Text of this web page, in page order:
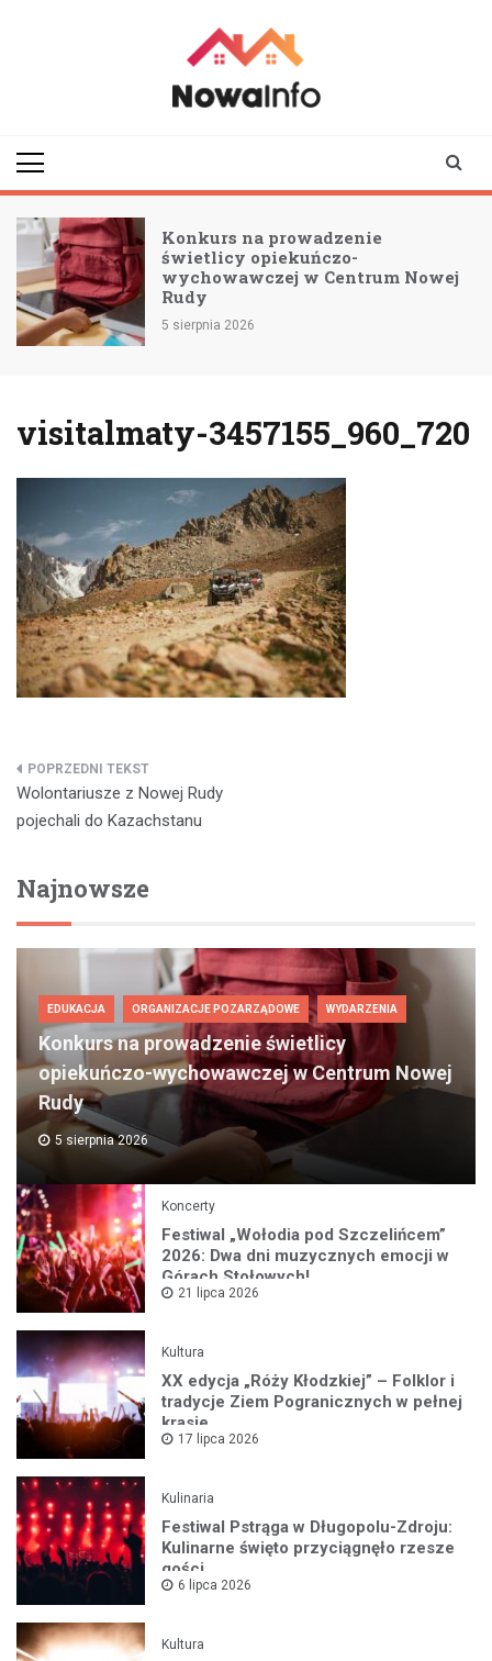
Konkurs na prowadzenie
świetlicy opiekuńczo-
wychowawczej w Centrum Nowej
Rudy
5 sierpnia 2026
visitalmaty-3457155_960_720
Nawigacja
wpisu
Wolontariusze z Nowej Rudy
pojechali do Kazachstanu
Najnowsze
EDUKACJA ORGANIZACJE POZARZĄDOWE WYDARZENIA
Konkurs na prowadzenie świetlicy
opiekuńczo-wychowawczej w Centrum Nowej
Rudy
5 sierpnia 2026
Koncerty
Festiwal „Wołodia pod Szczelińcem”
2026: Dwa dni muzycznych emocji w
Górach Stołowych!
21 lipca 2026
Kultura
XX edycja „Róży Kłodzkiej” – Folklor i
tradycje Ziem Pogranicznych w pełnej
krasie
17 lipca 2026
Kulinaria
Festiwal Pstrąga w Długopolu-Zdroju:
Kulinarne święto przyciągnęło rzesze
gości
6 lipca 2026
Kultura